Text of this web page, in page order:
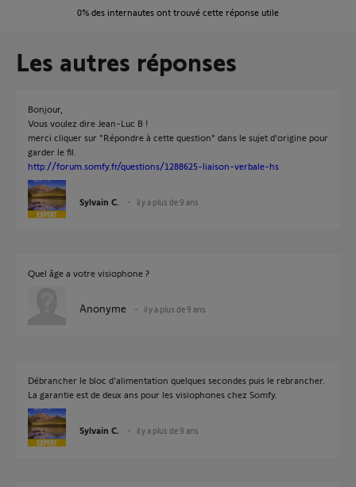
0% des internautes ont trouvé cette réponse utile
Les autres réponses
Bonjour,
Vous voulez dire Jean-Luc B !
merci cliquer sur "Répondre à cette question" dans le sujet d'origine pour
garder le fil.
http://forum.somfy.fr/questions/1288625-liaison-verbale-hs
Sylvain C. il y a plus de 9 ans
Quel âge a votre visiophone ?
Anonyme il y a plus de 9 ans
Débrancher le bloc d'alimentation quelques secondes puis le rebrancher.
La garantie est de deux ans pour les visiophones chez Somfy.
Sylvain C. il y a plus de 9 ans